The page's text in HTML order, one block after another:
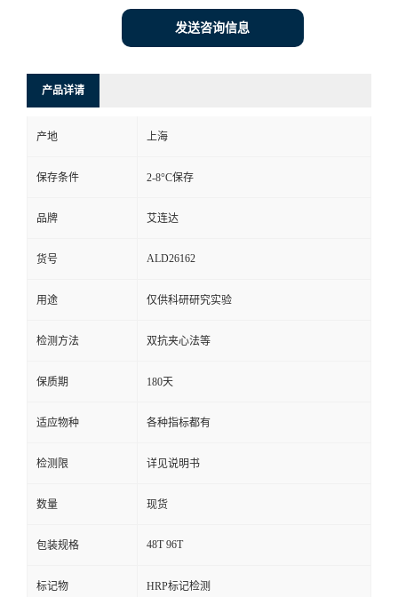
发送咨询信息
产品详请
产地 上海
保存条件 2-8°C保存
品牌 艾连达
货号 ALD26162
用途 仅供科研研究实验
检测方法 双抗夹心法等
保质期 180天
适应物种 各种指标都有
检测限 详见说明书
数量 现货
包装规格 48T 96T
标记物 HRP标记检测